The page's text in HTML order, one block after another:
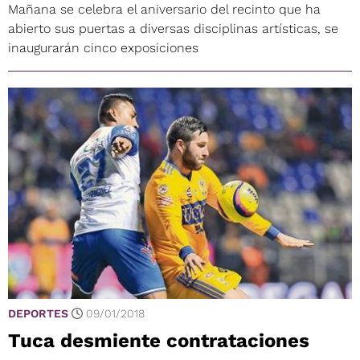
Mañana se celebra el aniversario del recinto que ha
abierto sus puertas a diversas disciplinas artísticas, se
inaugurarán cinco exposiciones
DEPORTES 09/01/2018
Tuca desmiente contrataciones